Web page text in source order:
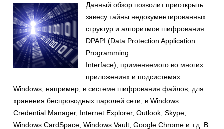
Данный обзор позволит приоткрыть
завесу тайны недокументированных
структур и алгоритмов шифрования
DPAPI (Data Protection Application
Programming
Interface), применяемого во многих
приложениях и подсистемах
Windows, например, в системе шифрования файлов, для
хранения беспроводных паролей сети, в Windows
Credential Manager, Internet Explorer, Outlook, Skype,
Windows CardSpace, Windows Vault, Google Chrome и т.д. В